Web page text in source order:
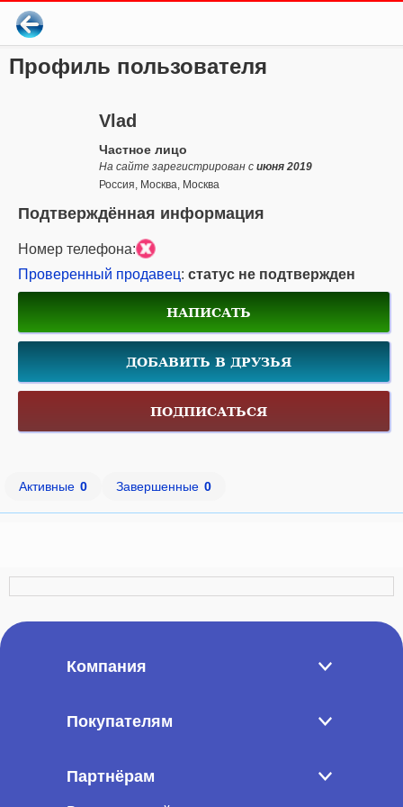
Профиль пользователя
Vlad
Частное лицо
На сайте зарегистрирован с июня 2019
Россия, Москва, Москва
Подтверждённая информация
Номер телефона:
Проверенный продавец: статус не подтвержден
НАПИСАТЬ
ДОБАВИТЬ В ДРУЗЬЯ
ПОДПИСАТЬСЯ
Активные 0 Завершенные 0
Компания
Покупателям
Партнёрам